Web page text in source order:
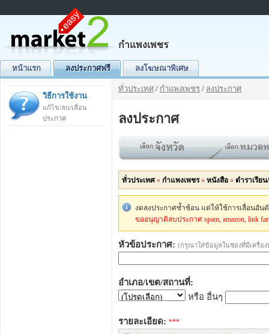
กำแพงเพชร
หน้าแรก ลงประกาศฟรี ลงโฆษณาพิเศษ
วิธีการใช้งาน
แก้ไข/ลบ/เลื่อน
ประกาศ
ทั่วประเทศ / กำแพงเพชร / ลงประกาศ
ลงประกาศ
ทั่วประเทศ » กำแพงเพชร» หนังสือ » ตำราเรียน
งดลงประกาศซ้ำซ้อน แต่ให้ใช้การเลื่อนอั
ขออนุญาติลบประกาศ spam, amazon, link
หัวข้อประกาศ: (กรุณาใส่ข้อมูลในช่องที่มีเครื่อ
อำเภอ/เขต/สถานที่:
หรือ อื่นๆ
รายละเอียด: ***